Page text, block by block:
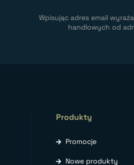
Wpisując adres email
handlowych od
Produkty
Promocje
Nowe produkty